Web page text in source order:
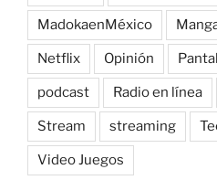
MadokaenMéxico
Netflix Opinión
podcast Radio en línea
Stream streaming
Video Juegos